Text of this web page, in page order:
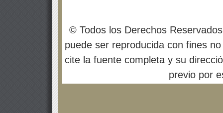
© Todos los Derechos
puede ser reproducida con fines
cite la fuente completa y su
previo por